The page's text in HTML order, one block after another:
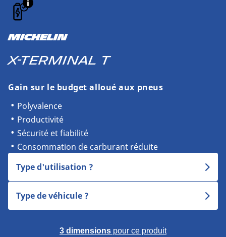
MICHELIN
X-TERMINAL T
Gain sur le budget alloué aux pneus​
​Polyvalence
Productivité
Sécurité et fiabilité
Consommation de carburant réduite
Type d'utilisation ?
Type de véhicule ?
3 dimensions pour ce produit